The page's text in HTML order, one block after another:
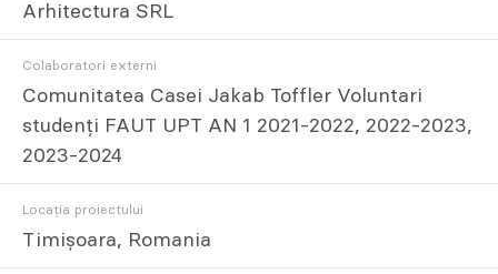
Arhitectura SRL
Colaboratori externi
Comunitatea Casei Jakab Toffler Voluntari
studenți FAUT UPT AN 1 2021-2022, 2022-2023,
2023-2024
Locația proiectului
Timișoara, Romania